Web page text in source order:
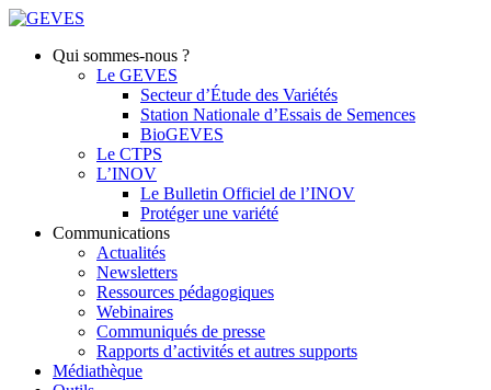
Qui sommes-nous ?
Le GEVES
Secteur d’Étude des Variétés
Station Nationale d’Essais de Semences
BioGEVES
Le CTPS
L’INOV
Le Bulletin Officiel de l’INOV
Protéger une variété
Communications
Actualités
Newsletters
Ressources pédagogiques
Webinaires
Communiqués de presse
Rapports d’activités et autres supports
Médiathèque